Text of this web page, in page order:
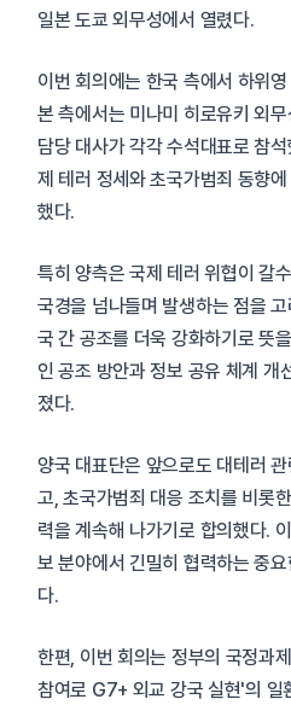
일본 도쿄 외무성에서 열렸다.
이번 회의에는 한국 측에서 하위
본 측에서는 미나미 히로유키 외무
담당 대사가 각각 수석대표로 참
제 테러 정세와 초국가범죄 동향
했다.
특히 양측은 국제 테러 위협이 갈
국경을 넘나들며 발생하는 점을
국 간 공조를 더욱 강화하기로 뜻
인 공조 방안과 정보 공유 체계 개
졌다.
양국 대표단은 앞으로도 대테러
고, 초국가범죄 대응 조치를 비롯
력을 계속해 나가기로 합의했다.
보 분야에서 긴밀히 협력하는 중
다.
한편, 이번 회의는 정부의 국정과
참여로 G7+ 외교 강국 실현'의 일